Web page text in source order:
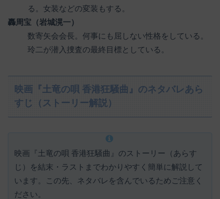
る。女装などの変装もする。
轟周宝（岩城滉一）
数寄矢会会長。何事にも屈しない性格をしている。
玲二が潜入捜査の最終目標としている。
映画『土竜の唄 香港狂騒曲』のネタバレあら
すじ（ストーリー解説）
映画『土竜の唄 香港狂騒曲』のストーリー（あらす
じ）を結末・ラストまでわかりやすく簡単に解説して
います。この先、ネタバレを含んでいるためご注意く
ださい。